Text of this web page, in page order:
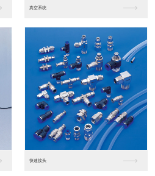
进口松下PLC
松下人机界面GT07